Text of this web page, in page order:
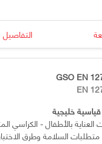
GSO EN
EN
خليجية
بالأطفال - الكراسي
متطلبات السلامة وطرق الاختبار